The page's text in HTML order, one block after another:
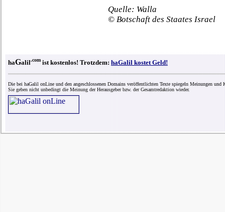
Quelle: Walla
© Botschaft des Staates Israel
haGalil.comist kostenlos! Trotzdem:haGalil kostet Geld!
Die bei haGalil onLine und den angeschlossenen Domains veröffentlichten Texte spiegeln Meinungen und
Sie geben nicht unbedingt die Meinung der Herausgeber bzw. der Gesamtredaktion wieder.